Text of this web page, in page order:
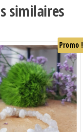
similaires
Promo !